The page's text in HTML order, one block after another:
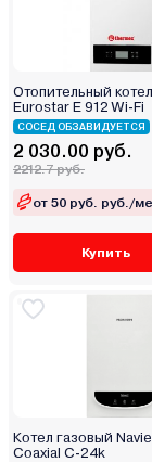
Отопительный
Eurostar E 912 Wi-Fi
СОСЕД ОБЗАВИДУЕТСЯ
2 030.00 руб.
2212.7 руб.
от 50 руб. руб./
Купить
Котел газовый
Coaxial C-24k